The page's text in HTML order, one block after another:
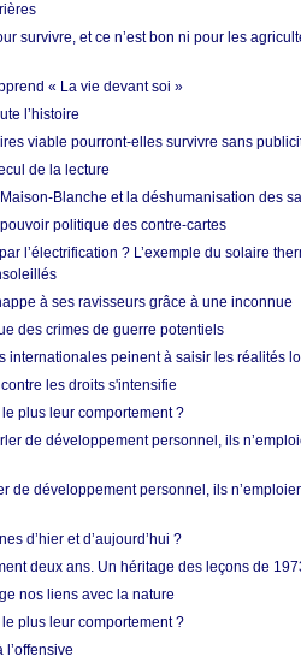
survivre, et ce n’est bon ni pour les
« La vie devant soi »
l’histoire
viable pourront-elles survivre sans
de la lecture
Blanche et la déshumanisation des
politique des contre-cartes
l’électrification ? L’exemple du solaire
à ses ravisseurs grâce à une inconnue
des crimes de guerre potentiels
internationales peinent à saisir les réalités
les droits s'intensifie
plus leur comportement ?
de développement personnel, ils
de développement personnel, ils
d’hier et d’aujourd’hui ?
deux ans. Un héritage des leçons de
nos liens avec la nature
plus leur comportement ?